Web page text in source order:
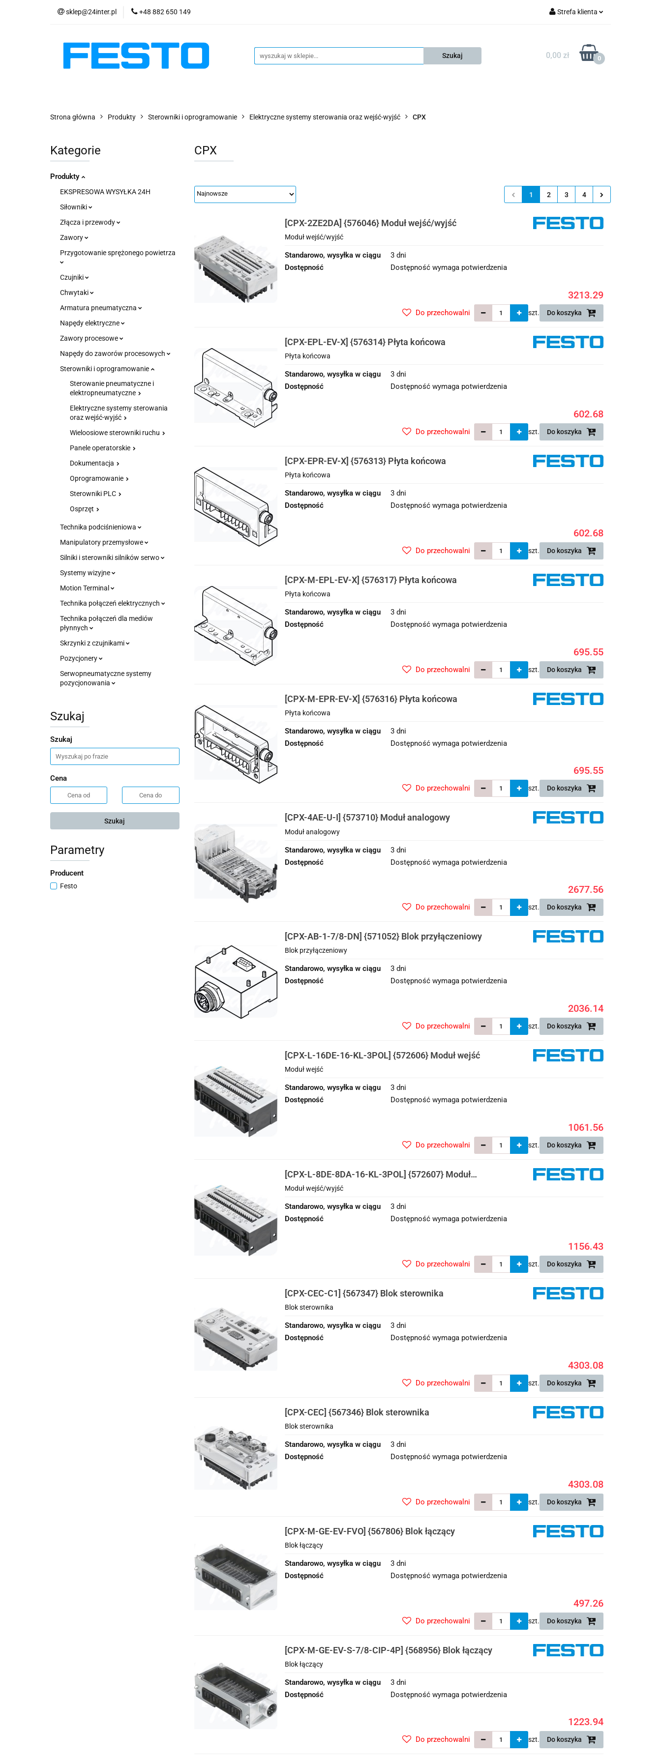
sklep@24inter.pl +48 882 650 149 Strefa klienta
Zarejestruj się
Dodaj zgłoszenie
0,00 zł 0
PRODUKTY
AKTUALNOŚCI KONTAKT KSP
Strona główna Produkty Sterowniki i oprogramowanie Elektryczne systemy sterowania oraz wejść-wyjść CPX
Kategorie
Produkty
EKSPRESOWA WYSYŁKA 24H
Siłowniki
Złącza i przewody
Zawory
Przygotowanie sprężonego powietrza
Czujniki
Chwytaki
Armatura pneumatyczna
Napędy elektryczne
Zawory procesowe
Napędy do zaworów procesowych
Sterowniki i oprogramowanie
Sterowanie pneumatyczne i
elektropneumatyczne
Elektryczne systemy sterowania
oraz wejść-wyjść
Wieloosiowe sterowniki ruchu
Panele operatorskie
Dokumentacja
Oprogramowanie
Sterowniki PLC
Osprzęt
Technika podciśnieniowa
Manipulatory przemysłowe
Silniki i sterowniki silników serwo
Systemy wizyjne
Motion Terminal
Technika połączeń elektrycznych
Technika połączeń dla mediów
płynnych
Skrzynki z czujnikami
Pozycjonery
Serwopneumatyczne systemy
pozycjonowania
Szukaj
Szukaj
Cena
Szukaj
Parametry
Producent
Festo
CPX
1 2 3 4
[CPX-2ZE2DA] {576046} Moduł wejść/wyjść
Moduł wejść/wyjść
Standarowo, wysyłka w ciągu
3 dni
Dostępność
Dostępność wymaga potwierdzenia
3213.29
szt. Do koszyka
Do przechowalni
[CPX-EPL-EV-X] {576314} Płyta końcowa
Płyta końcowa
Standarowo, wysyłka w ciągu
3 dni
Dostępność
Dostępność wymaga potwierdzenia
602.68
szt. Do koszyka
Do przechowalni
[CPX-EPR-EV-X] {576313} Płyta końcowa
Płyta końcowa
Standarowo, wysyłka w ciągu
3 dni
Dostępność
Dostępność wymaga potwierdzenia
602.68
szt. Do koszyka
Do przechowalni
[CPX-M-EPL-EV-X] {576317} Płyta końcowa
Płyta końcowa
Standarowo, wysyłka w ciągu
3 dni
Dostępność
Dostępność wymaga potwierdzenia
695.55
szt. Do koszyka
Do przechowalni
[CPX-M-EPR-EV-X] {576316} Płyta końcowa
Płyta końcowa
Standarowo, wysyłka w ciągu
3 dni
Dostępność
Dostępność wymaga potwierdzenia
695.55
szt. Do koszyka
Do przechowalni
[CPX-4AE-U-I] {573710} Moduł analogowy
Moduł analogowy
Standarowo, wysyłka w ciągu
3 dni
Dostępność
Dostępność wymaga potwierdzenia
2677.56
szt. Do koszyka
Do przechowalni
[CPX-AB-1-7/8-DN] {571052} Blok przyłączeniowy
Blok przyłączeniowy
Standarowo, wysyłka w ciągu
3 dni
Dostępność
Dostępność wymaga potwierdzenia
2036.14
szt. Do koszyka
Do przechowalni
[CPX-L-16DE-16-KL-3POL] {572606} Moduł wejść
Moduł wejść
Standarowo, wysyłka w ciągu
3 dni
Dostępność
Dostępność wymaga potwierdzenia
1061.56
szt. Do koszyka
Do przechowalni
[CPX-L-8DE-8DA-16-KL-3POL] {572607} Moduł
wejść/wyjść
Moduł wejść/wyjść
Standarowo, wysyłka w ciągu
3 dni
Dostępność
Dostępność wymaga potwierdzenia
1156.43
szt. Do koszyka
Do przechowalni
[CPX-CEC-C1] {567347} Blok sterownika
Blok sterownika
Standarowo, wysyłka w ciągu
3 dni
Dostępność
Dostępność wymaga potwierdzenia
4303.08
szt. Do koszyka
Do przechowalni
[CPX-CEC] {567346} Blok sterownika
Blok sterownika
Standarowo, wysyłka w ciągu
3 dni
Dostępność
Dostępność wymaga potwierdzenia
4303.08
szt. Do koszyka
Do przechowalni
[CPX-M-GE-EV-FVO] {567806} Blok łączący
Blok łączący
Standarowo, wysyłka w ciągu
3 dni
Dostępność
Dostępność wymaga potwierdzenia
497.26
szt. Do koszyka
Do przechowalni
[CPX-M-GE-EV-S-7/8-CIP-4P] {568956} Blok łączący
Blok łączący
Standarowo, wysyłka w ciągu
3 dni
Dostępność
Dostępność wymaga potwierdzenia
1223.94
szt. Do koszyka
Do przechowalni